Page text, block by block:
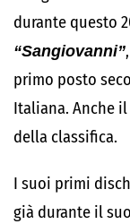
durante questo
“Sangiovanni”
primo posto
Italiana. Anche
della classifica.
I suoi primi
già durante il